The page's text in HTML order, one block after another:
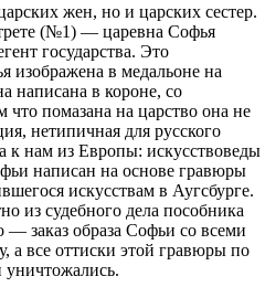
жен, но и царских сестер.
(№1) — царевна Софья
государства. Это
изображена в медальоне на
написана в короне, со
помазана на царство она не
нетипичная для русского
к нам из Европы: искусствоведы
написан на основе гравюры
искусствам в Аугсбурге.
из судебного дела пособника
заказ образа Софьи со всеми
а все оттиски этой гравюры по
уничтожались.